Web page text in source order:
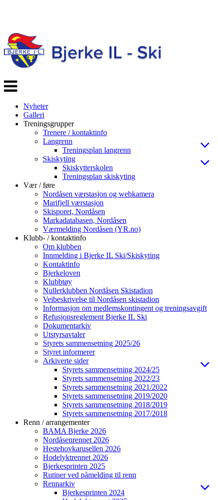
Veksle
navigasjon
Nyheter
Galleri
Treningsgrupper
Trenere / kontaktinfo
Langrenn
Treningsplan langrenn
Skiskyting
Skiskytterskolen
Treningsplan skiskyting
Vær / føre
Nordåsen værstasjon og webkamera
Marifjell værstasjon
Skisporet, Nordåsen
Markadatabasen, Nordåsen
Værmelding Nordåsen (YR.no)
Klubb- / kontaktinfo
Om klubben
Innmelding i Bjerke IL Ski/Skiskyting
Kontaktinfo
Bjerkeloven
Klubbtøy
Nullerklubben Nordåsen Skistadion
Veibeskrivelse til Nordåsen skistadion
Informasjon om medlemskontingent og treningsavgift
Refusjonsreglement Bjerke IL Ski
Dokumentarkiv
Utstyrsavtaler
Styrets sammensetning 2025/26
Styret informerer
Arkiverte sider
Styrets sammensetning 2024/25
Styrets sammensetning 2022/23
Styrets sammensetning 2021/2022
Styrets sammensetning 2019/2020
Styrets sammensetning 2018/2019
Styrets sammensetning 2017/2018
Renn / arrangementer
BAMA Bjerke 2026
Nordåsenrennet 2026
Hestehovkarusellen 2026
Hodelyktrennet 2026
Bjerkesprinten 2025
Rutiner ved påmelding til renn
Rennarkiv
Bjerkesprinten 2024